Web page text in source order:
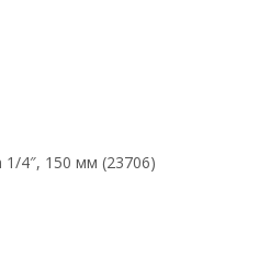
1/4″, 150 мм (23706)